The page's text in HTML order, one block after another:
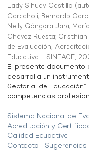
Lady Sihuay Castillo
Caracholi; Bernardo
Nelly Góngora Jara;
Chávez Ruesta;
de Evaluación,
Educativa - SINEACE,
El presente documento
desarrolla un
Sectorial de
competencias
Sistema Nacional de
Acreditación y
Calidad Educativa
Contacto
Sugerencias